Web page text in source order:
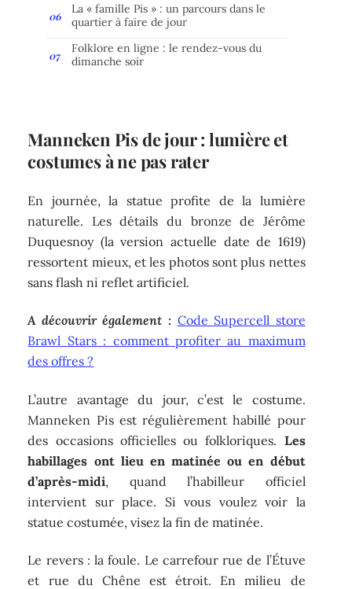
La « famille Pis » : un parcours dans le
quartier à faire de jour
Folklore en ligne : le rendez-vous du
dimanche soir
Manneken Pis de jour : lumière et
costumes à ne pas rater
En journée, la statue profite de la lumière
naturelle. Les détails du bronze de Jérôme
Duquesnoy (la version actuelle date de 1619)
ressortent mieux, et les photos sont plus nettes
sans flash ni reflet artificiel.
A découvrir également : Code Supercell store
Brawl Stars : comment profiter au maximum
des offres ?
L’autre avantage du jour, c’est le costume.
Manneken Pis est régulièrement habillé pour
des occasions officielles ou folkloriques. Les
habillages ont lieu en matinée ou en début
d’après-midi, quand l’habilleur officiel
intervient sur place. Si vous voulez voir la
statue costumée, visez la fin de matinée.
Le revers : la foule. Le carrefour rue de l’Étuve
et rue du Chêne est étroit. En milieu de